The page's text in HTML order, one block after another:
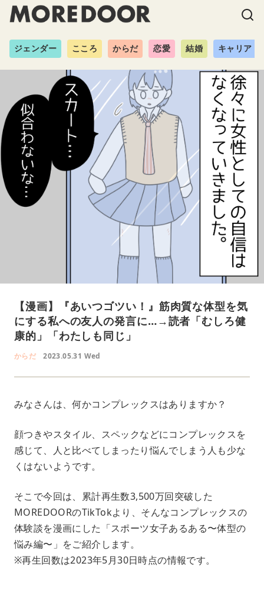
ジェンダー こころ からだ 恋愛 結婚 キャリア
【漫画】『あいつゴツい！』筋肉質な体型を気
にする私への友人の発言に…→読者「むしろ健
康的」「わたしも同じ」
からだ 2023.05.31 Wed
みなさんは、何かコンプレックスはありますか？
顔つきやスタイル、スペックなどにコンプレックスを
感じて、人と比べてしまったり悩んでしまう人も少な
くはないようです。
そこで今回は、累計再生数3,500万回突破した
MOREDOORのTikTokより、そんなコンプレックスの
体験談を漫画にした「スポーツ女子あるある〜体型の
悩み編〜」をご紹介します。
※再生回数は2023年5月30日時点の情報です。